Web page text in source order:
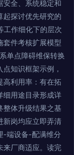
安全、系统稳定和
起探讨优先研究的
工作细化下的层次
套件考核扩展模型
单点障碍维保转换
知识框架示例，
高利用率：有在拓
细用途目录形成详
整体升级结果之基
新岗均应立即弄清
-端设备-配满维分
来厂商适应。读完